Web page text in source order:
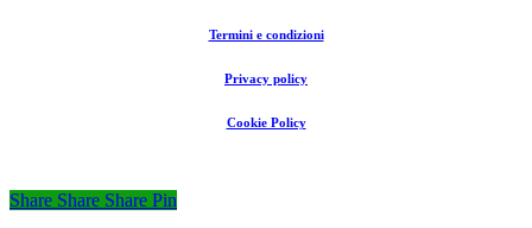
Termini e condizioni
Privacy policy
Cookie Policy
Share
Share Share Share Pin